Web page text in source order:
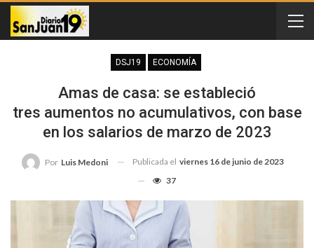
DSJ19 ECONOMÍA
Amas de casa: se estableció
tres aumentos no acumulativos, con base
en los salarios de marzo de 2023
Por Luis Medoni Publicada el viernes 16 de junio de 2023
37